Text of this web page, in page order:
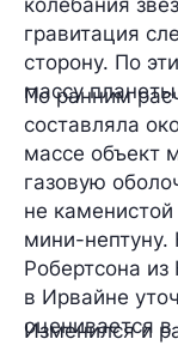
гравитация
сторону. По
массу
По ранним
составляла
массе объект
газовую
не
мини-
Робертсона из
в Ирвайне
оценивается
Изменился и